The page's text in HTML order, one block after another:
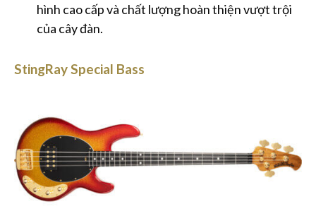
hình cao cấp và chất lượng hoàn thiện vượt trội
của cây đàn.
StingRay Special Bass